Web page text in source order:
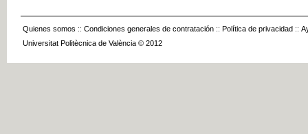
Quienes somos :: Condiciones generales de contratación :: Política de privacidad ::
Universitat Politècnica de València © 2012